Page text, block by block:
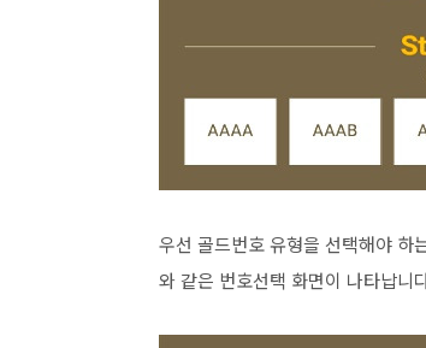
우선 골드번호 유형을 선택해야 하
와 같은 번호선택 화면이 나타납니